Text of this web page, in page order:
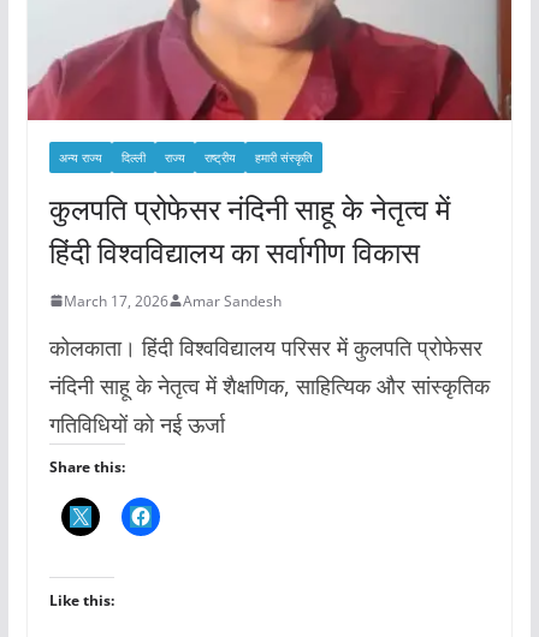
अन्य राज्य दिल्ली राज्य राष्ट्रीय हमारी संस्कृति
कुलपति प्रोफेसर नंदिनी साहू के नेतृत्व में
हिंदी विश्वविद्यालय का सर्वागीण विकास
March 17, 2026 Amar Sandesh
कोलकाता। हिंदी विश्वविद्यालय परिसर में कुलपति प्रोफेसर
नंदिनी साहू के नेतृत्व में शैक्षणिक, साहित्यिक और सांस्कृतिक
गतिविधियों को नई ऊर्जा
Share this:
Like this: